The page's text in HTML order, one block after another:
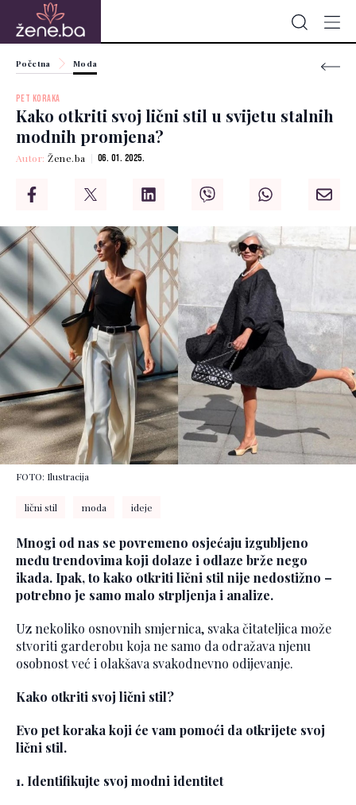
Početna Moda
PET KORAKA
Kako otkriti svoj lični stil u svijetu stalnih
modnih promjena?
Autor:Žene.ba 06. 01. 2025.
FOTO: Ilustracija
lični stil moda ideje
Mnogi od nas se povremeno osjećaju izgubljeno
među trendovima koji dolaze i odlaze brže nego
ikada. Ipak, to kako otkriti lični stil nije nedostižno –
potrebno je samo malo strpljenja i analize.
Uz nekoliko osnovnih smjernica, svaka čitateljica može
stvoriti garderobu koja ne samo da odražava njenu
osobnost već i olakšava svakodnevno odijevanje.
Kako otkriti svoj lični stil?
Evo pet koraka koji će vam pomoći da otkrijete svoj
lični stil.
1. Identifikujte svoj modni identitet